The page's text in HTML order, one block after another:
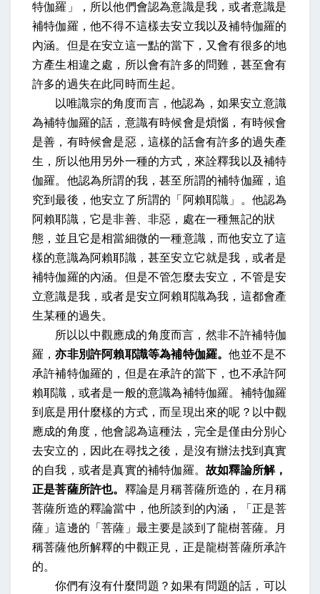
特伽羅」，所以他們會認為意識是我，或者意識是
補特伽羅，他不得不這樣去安立我以及補特伽羅的
內涵。但是在安立這一點的當下，又會有很多的地
方產生相違之處，所以會有許多的問難，甚至會有
許多的過失在此同時而生起。
以唯識宗的角度而言，他認為，如果安立意識
為補特伽羅的話，意識有時候會是煩惱，有時候會
是善，有時候會是惡，這樣的話會有許多的過失產
生，所以他用另外一種的方式，來詮釋我以及補特
伽羅。他認為所謂的我，甚至所謂的補特伽羅，追
究到最後，他安立了所謂的「阿賴耶識」。他認為
阿賴耶識，它是非善、非惡，處在一種無記的狀
態，並且它是相當細微的一種意識，而他安立了這
樣的意識為阿賴耶識，甚至安立它就是我，或者是
補特伽羅的內涵。但是不管怎麼去安立，不管是安
立意識是我，或者是安立阿賴耶識為我，這都會產
生某種的過失。
所以以中觀應成的角度而言，然非不許補特伽
羅，亦非別許阿賴耶識等為補特伽羅。他並不是不
承許補特伽羅的，但是在承許的當下，也不承許阿
賴耶識，或者是一般的意識為補特伽羅。補特伽羅
到底是用什麼樣的方式，而呈現出來的呢？以中觀
應成的角度，他會認為這種法，完全是僅由分別心
去安立的，因此在尋找之後，是沒有辦法找到真實
的自我，或者是真實的補特伽羅。 故如釋論所解，
正是菩薩所許也。 釋論是月稱菩薩所造的，在月稱
菩薩所造的釋論當中，他所談到的內涵，「正是菩
薩」這邊的「菩薩」最主要是談到了龍樹菩薩。月
稱菩薩他所解釋的中觀正見，正是龍樹菩薩所承許
的。
你們有沒有什麼問題？如果有問題的話，可以